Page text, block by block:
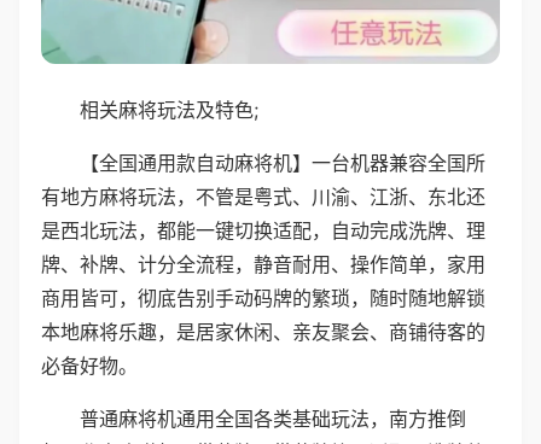
相关麻将玩法及特色;
【全国通用款自动麻将机】一台机器兼容全国所
有地方麻将玩法，不管是粤式、川渝、江浙、东北还
是西北玩法，都能一键切换适配，自动完成洗牌、理
牌、补牌、计分全流程，静音耐用、操作简单，家用
商用皆可，彻底告别手动码牌的繁琐，随时随地解锁
本地麻将乐趣，是居家休闲、亲友聚会、商铺待客的
必备好物。
普通麻将机通用全国各类基础玩法，南方推倒